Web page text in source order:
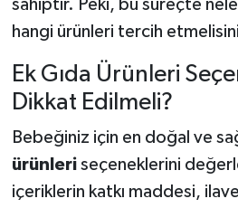
sahiptir. Peki, bu süreçte
hangi ürünleri tercih
Ek Gıda Ürünleri
Dikkat Edilmeli?
Bebeğiniz için en doğal ve
ürünleriseçeneklerini
içeriklerin katkı maddesi,